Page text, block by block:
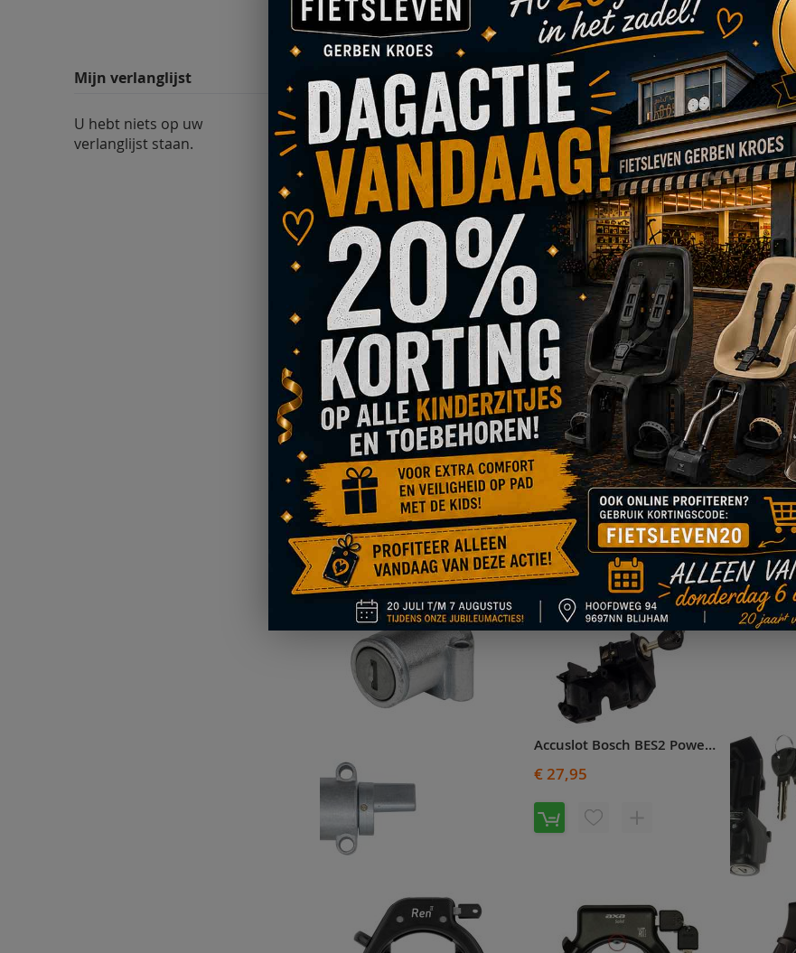
VOEG
TOE
AAN
VERLANGLIJST
TOEVOEGEN
OM
TE
VERGELIJKEN
VOEG
TOE
AAN
VERLANGLIJST
TOEVOEGEN
OM
TE
VERGELIJKEN
Slot + accuslot Bosch BES3 PowerTube Smart Axa Imenso Large model 1 - 475410900
€ 69,95
VOEG
TOE
AAN
VERLANGLIJST
TOEVOEGEN
OM
TE
VERGELIJKEN
Accuslot Bosch BES3 Powerpack BAGAGEDRAGERACCU Smart incl. Abus standaard cilinder - 2124247
€ 29,95
VOEG
TOE
AAN
VERLANGLIJST
TOEVOEGEN
OM
VERGELIJKEN
€ 59,95
Ringslot Axa Imenso Large zwart ART2
€ 56,95
VOEG
TOE
AAN
TOEVOEGEN
OM
Slot + accuslot Bosch BES2 PowerTube Axa Defender - 475409500
€ 59,95
VOEG
TOE
AAN
VERLANGLIJST
TOEVOEGEN
OM
VERGELIJKEN
€ 30,95
€ 21,95
Accuslot Bosch BES2 PowerPack BAGAGEDRAGERACCU incl. Abus plus cilinder - 2100701
€ 27,95
VOEG
VERLANGLIJST
TOEVOEGEN
VERGELIJKEN
€ 16,95
Mijn verlanglijst
U hebt niets op uw
verlanglijst staan.